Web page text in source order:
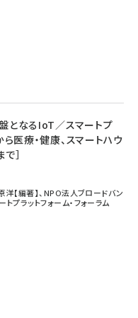
となるIoT／スマートプ
ら医療・健康、スマートハウ
］
洋【編著】、NPO法人ブロードバン
プラットフォーム・フォーラム